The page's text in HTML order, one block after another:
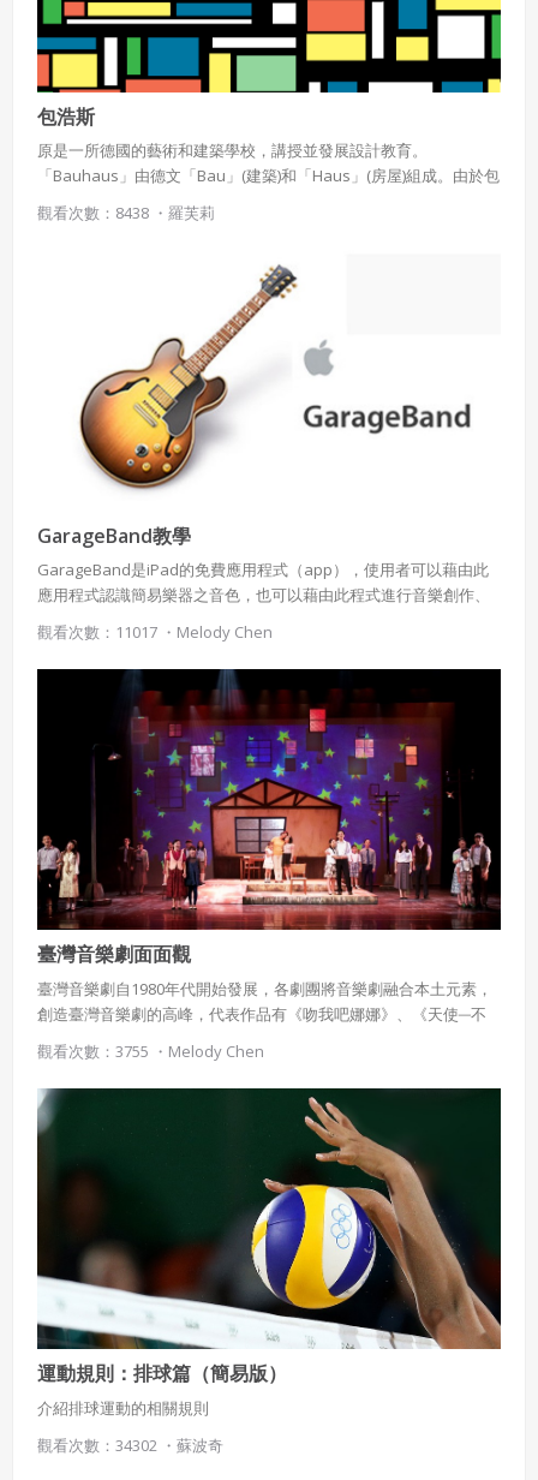
包浩斯
原是一所德國的藝術和建築學校，講授並發展設計教育。
「Bauhaus」由德文「Bau」(建築)和「Haus」(房屋)組成。由於包
浩斯學校對於現代建築學的深遠影響，今日的包浩斯早已不單是指
學校，而是其倡導的建築流派或風格的統稱，注重建築造型與實用
觀看次數：8438 ・ 羅芙莉
GarageBand教學
GarageBand是iPad的免費應用程式（app），使用者可以藉由此
應用程式認識簡易樂器之音色，也可以藉由此程式進行音樂創作、
編曲與錄音等功能。在音樂教學上提供教師以更便利的方式介紹樂
器音色、和聲、音階等音樂要素，也使音樂創作教學更方便進行。
觀看次數：11017 ・ Melody Chen
臺灣音樂劇面面觀
臺灣音樂劇自1980年代開始發展，各劇團將音樂劇融合本土元素，
創造臺灣音樂劇的高峰，代表作品有《吻我吧娜娜》、《天使─不
夜城》、《四月望雨》、《向左走向右走》、《隔壁親家》、《少
年台灣》等等。
觀看次數：3755 ・ Melody Chen
運動規則：排球篇（簡易版）
介紹排球運動的相關規則
觀看次數：34302 ・ 蘇波奇
使用 Facebook 帳號登入
使用 Google 帳號登入
還沒有註冊帳號嗎？點擊 立刻註冊
使用 Facebook 帳號註冊
使用 Google 帳號註冊
和隱私政策
已經有註冊帳號了嗎？點擊立刻登入
緣會員有意願吉寶知識系統（本系統），經註冊本
系統表示您同意會員合約：
一、定義條款
授權內容：係指吉寶系統有限公司（吉寶系統公司）所有或
經授權使用而置放於吉寶知識系統網站或系統內之著作物。
衍生著作：係指就授權內容改作之創作。
二、會員規範
會員同意遵守本系統之會員規範、著作權條款及隱私權政
違反前項約定者，本系統得終止會員資格。
會員得於本系統內使用授權內容，除經著作權人有標示採取
創用CC授權或其他授權者，會員不得重製、轉載、散布或類
似方法流通授權內容。
本系統防盜拷措施或類似措施，會員不得予以破解、破壞或
以其他方法規避。
會員使用本系統之費用，由吉寶系統公司定之並按月收取。
吉寶系統公司得不定期公告與調整費用。
四、會員授權
我同意上述會員條款
同意上述條款，確定註冊